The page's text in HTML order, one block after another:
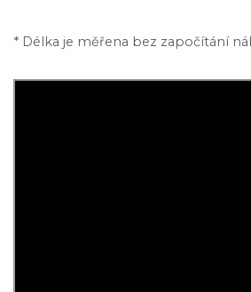
* Délka je měřena bez započítání